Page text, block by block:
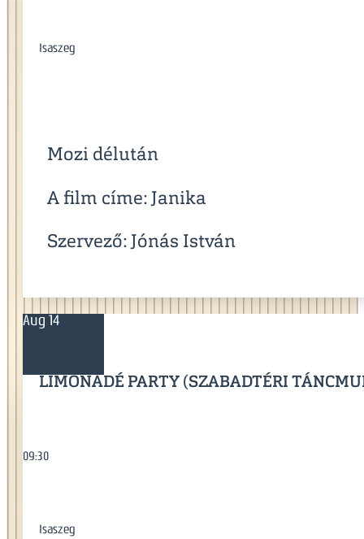
Isaszeg
Mozi délután
A film címe: Janika
Szervező: Jónás István
Aug 14
LIMONÁDÉ PARTY (SZABADTÉRI
09:30
Isaszeg